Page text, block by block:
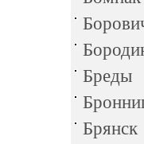
Бреды
Брянск